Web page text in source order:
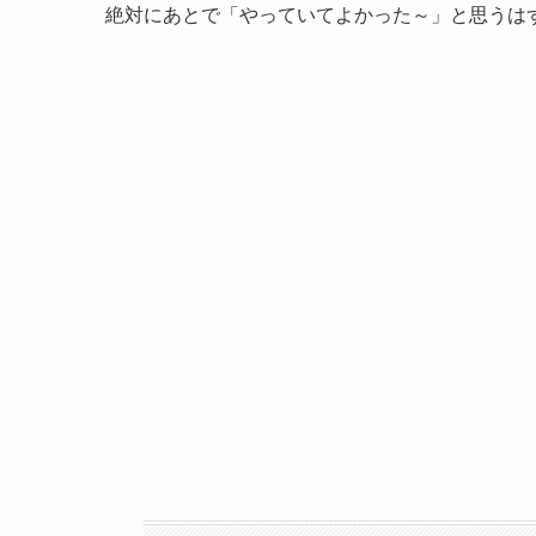
絶対にあとで「やっていてよかった～」と思うは